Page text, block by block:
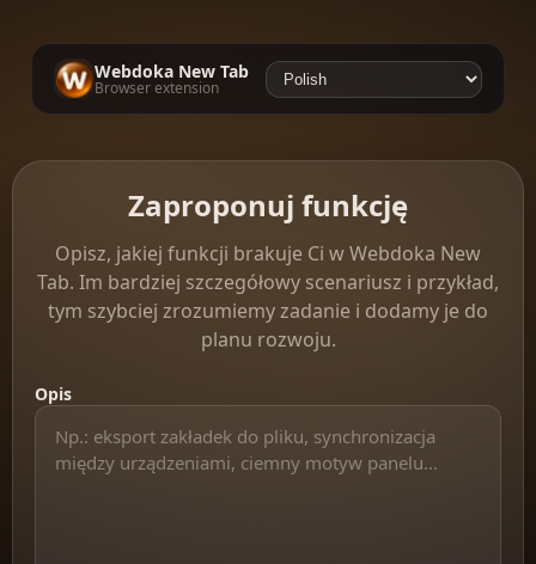
Webdoka New Tab
Browser extension
Zaproponuj funkcję
Opisz, jakiej funkcji brakuje Ci w Webdoka New
Tab. Im bardziej szczegółowy scenariusz i przykład,
tym szybciej zrozumiemy zadanie i dodamy je do
planu rozwoju.
Opis